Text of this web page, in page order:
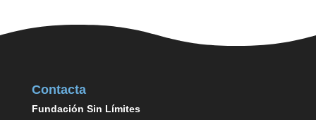
Contacta
Fundación Sin Límites